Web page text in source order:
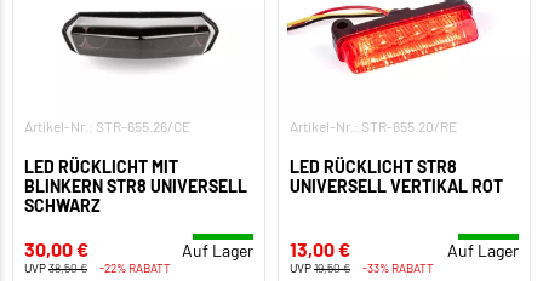
Artikel-Nr.: STR-655.26/CE
LED RÜCKLICHT MIT
BLINKERN STR8 UNIVERSELL
SCHWARZ
30,00 € Auf Lager
UVP38,50 € -22% RABATT
Artikel-Nr.: STR-655.20/RE
LED RÜCKLICHT STR8
UNIVERSELL VERTIKAL ROT
13,00 € Auf Lager
UVP19,50 € -33% RABATT